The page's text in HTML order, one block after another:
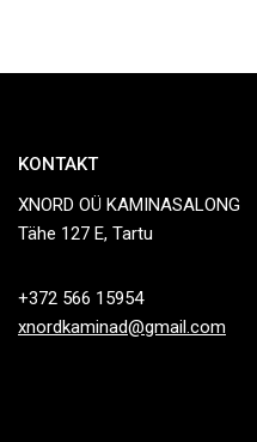
KONTAKT
XNORD OÜ KAMINASALONG
Tähe 127 E, Tartu
+372 566 15954
xnordkaminad@gmail.com